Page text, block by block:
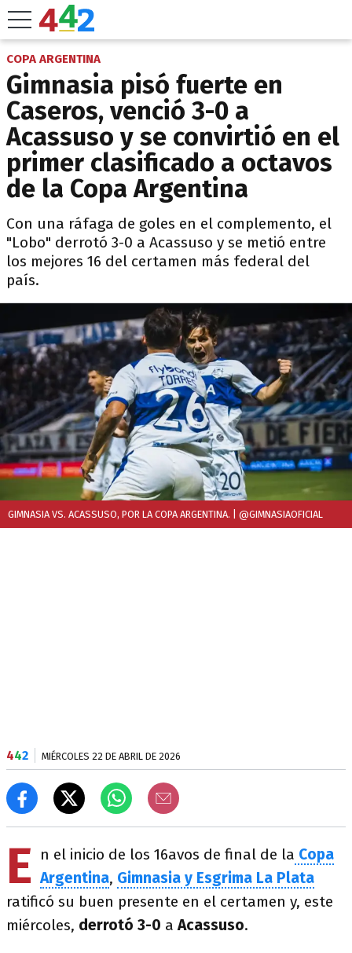
COPA ARGENTINA
Gimnasia pisó fuerte en
Caseros, venció 3-0 a
Acassuso y se convirtió en el
primer clasificado a octavos
de la Copa Argentina
Con una ráfaga de goles en el complemento, el
"Lobo" derrotó 3-0 a Acassuso y se metió entre
los mejores 16 del certamen más federal del
país.
GIMNASIA VS. ACASSUSO, POR LA COPA ARGENTINA. | @GIMNASIAOFICIAL
442 MIÉRCOLES 22 DE ABRIL DE 2026
E n el inicio de los 16avos de final de la Copa
Argentina, Gimnasia y Esgrima La Plata
ratificó su buen presente en el certamen y, este
miércoles, derrotó 3-0 aAcassuso.